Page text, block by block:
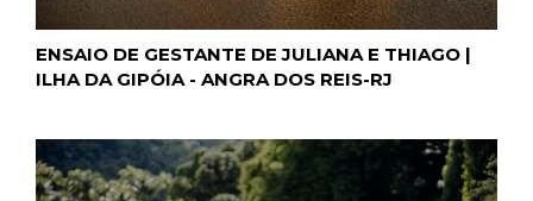
ENSAIO DE GESTANTE DE JULIANA E THIAGO |
ILHA DA GIPÓIA - ANGRA DOS REIS-RJ